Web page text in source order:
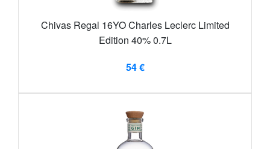
Chivas Regal 16YO Charles Leclerc Limited
Edition 40% 0.7L
54 €